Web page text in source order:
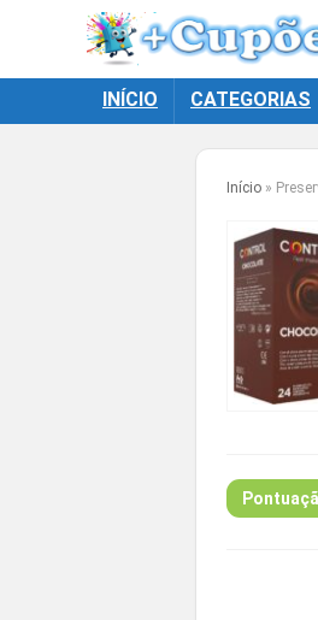
INÍCIO CATEGORIAS
Início »